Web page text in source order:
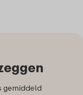
gemiddeld